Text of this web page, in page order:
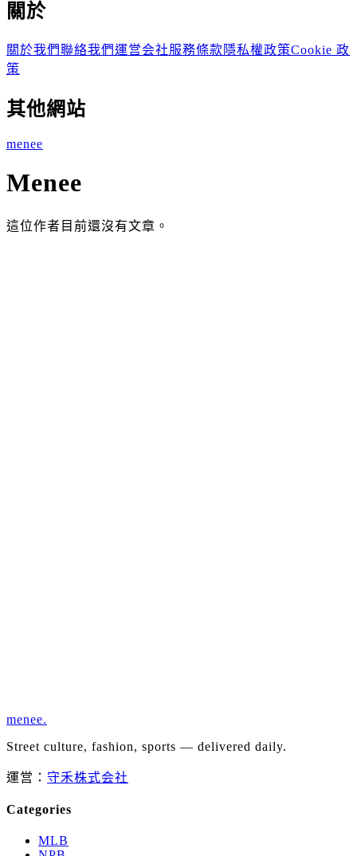
關於
關於我們聯絡我們運営会社服務條款隱私權政策Cookie 政
策
其他網站
menee
Menee
這位作者目前還沒有文章。
menee.
Street culture, fashion, sports — delivered daily.
運営： 守禾株式会社
Categories
MLB